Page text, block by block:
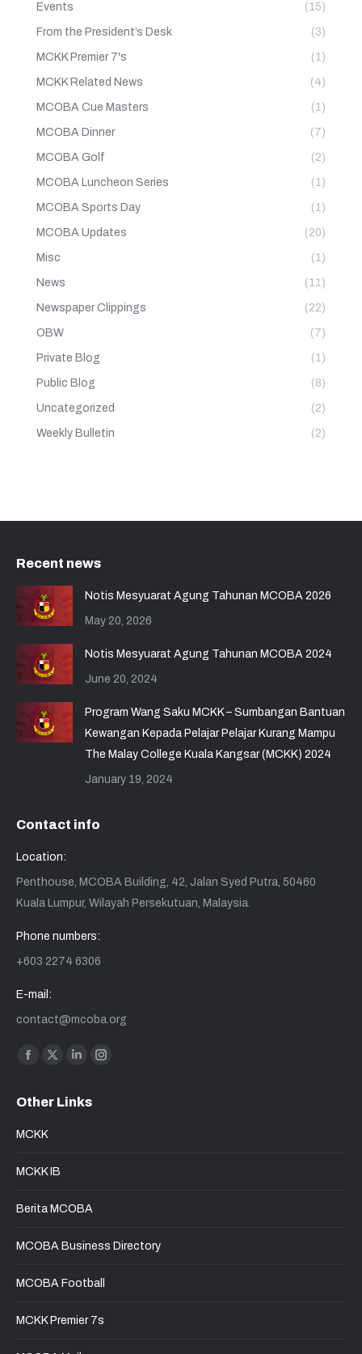
Events (15)
From the President’s Desk (3)
MCKK Premier 7's (1)
MCKK Related News (4)
MCOBA Cue Masters (1)
MCOBA Dinner (7)
MCOBA Golf (2)
MCOBA Luncheon Series (1)
MCOBA Sports Day (1)
MCOBA Updates (20)
Misc (1)
News (11)
Newspaper Clippings (22)
OBW (7)
Private Blog (1)
Public Blog (8)
Uncategorized (2)
Weekly Bulletin (2)
Recent news
Notis Mesyuarat Agung Tahunan MCOBA 2026
May 20, 2026
Notis Mesyuarat Agung Tahunan MCOBA 2024
June 20, 2024
Program Wang Saku MCKK – Sumbangan Bantuan
Kewangan Kepada Pelajar Pelajar Kurang Mampu
The Malay College Kuala Kangsar (MCKK) 2024
January 19, 2024
Contact info
Location:
Penthouse, MCOBA Building, 42, Jalan Syed Putra, 50460
Kuala Lumpur, Wilayah Persekutuan, Malaysia.
Phone numbers:
+603 2274 6306
E-mail:
contact@mcoba.org
Find us on:
Other Links
MCKK
MCKK IB
Berita MCOBA
MCOBA Business Directory
MCOBA Football
MCKK Premier 7s